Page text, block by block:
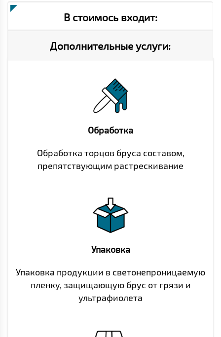
В стоимось входит:
Дополнительные услуги:
Обработка
Обработка торцов бруса составом,
препятствующим растрескивание
Упаковка
Упаковка продукции в светонепроницаемую
пленку, защищающую брус от грязи и
ультрафиолета